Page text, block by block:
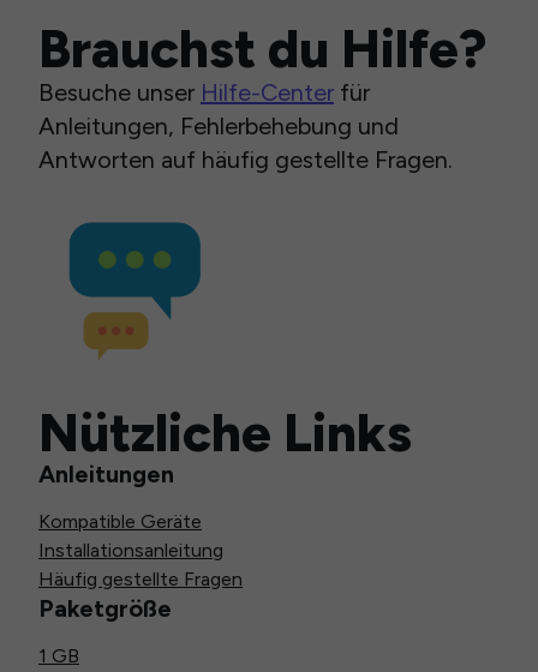
Brauchst du Hilfe?
Besuche unser Hilfe-Center für
Anleitungen, Fehlerbehebung und
Antworten auf häufig gestellte Fragen.
Nützliche Links
Anleitungen
Kompatible Geräte
Installationsanleitung
Häufig gestellte Fragen
Paketgröße
1 GB